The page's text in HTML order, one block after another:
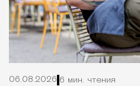
06.08.2026 6 мин. чтения